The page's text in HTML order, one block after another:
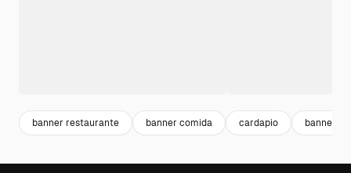
banner restaurante banner comida cardapio banner